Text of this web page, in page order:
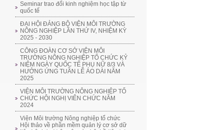
Seminar trao đổi kinh nghiệm học tập từ
quốc tế
ĐẠI HỘI ĐẢNG BỘ VIỆN MÔI TRƯỜNG
NÔNG NGHIỆP LẦN THỨ IV, NHIỆM KỲ
2025 - 2030
CÔNG ĐOÀN CƠ SỞ VIỆN MÔI
TRƯỜNG NÔNG NGHIỆP TỔ CHỨC KỶ
NIỆM NGÀY QUỐC TẾ PHỤ NỮ 8/3 VÀ
HƯỞNG ỨNG TUẦN LỄ ÁO DÀI NĂM
2025
VIỆN MÔI TRƯỜNG NÔNG NGHIỆP TỔ
CHỨC HỘI NGHỊ VIÊN CHỨC NĂM
2024
Viện Môi trường Nông nghiệp tổ chức
Hội thảo về phần mềm quản lý cơ sở dữ